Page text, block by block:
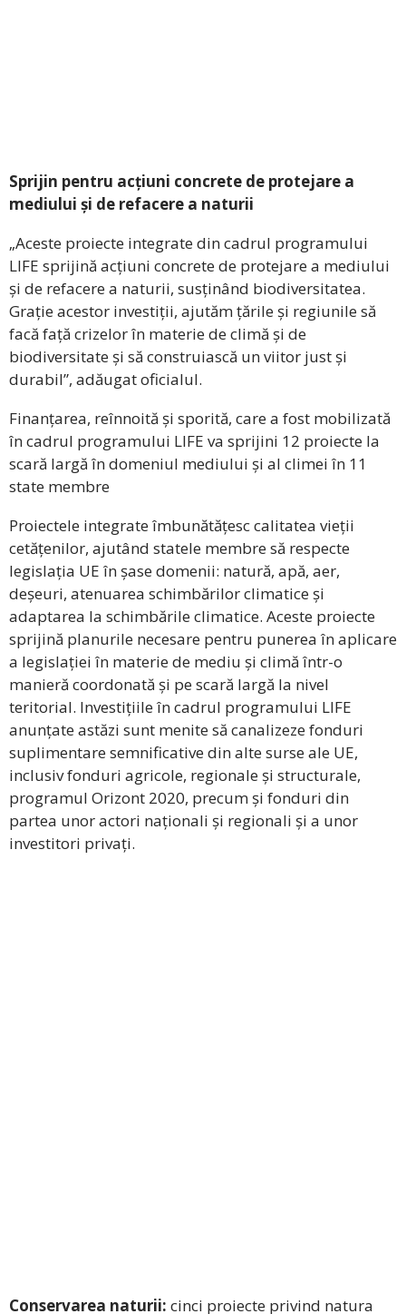
Sprijin pentru acțiuni concrete de protejare a
mediului și de refacere a naturii
„Aceste proiecte integrate din cadrul programului
LIFE sprijină acțiuni concrete de protejare a mediului
și de refacere a naturii, susținând biodiversitatea.
Grație acestor investiții, ajutăm țările și regiunile să
facă față crizelor în materie de climă și de
biodiversitate și să construiască un viitor just și
durabil”, adăugat oficialul.
Finanțarea, reînnoită și sporită, care a fost mobilizată
în cadrul programului LIFE va sprijini 12 proiecte la
scară largă în domeniul mediului și al climei în 11
state membre
Proiectele integrate îmbunătățesc calitatea vieții
cetățenilor, ajutând statele membre să respecte
legislația UE în șase domenii: natură, apă, aer,
deșeuri, atenuarea schimbărilor climatice și
adaptarea la schimbările climatice. Aceste proiecte
sprijină planurile necesare pentru punerea în aplicare
a legislației în materie de mediu și climă într-o
manieră coordonată și pe scară largă la nivel
teritorial. Investițiile în cadrul programului LIFE
anunțate astăzi sunt menite să canalizeze fonduri
suplimentare semnificative din alte surse ale UE,
inclusiv fonduri agricole, regionale și structurale,
programul Orizont 2020, precum și fonduri din
partea unor actori naționali și regionali și a unor
investitori privați.
Conservarea naturii: cinci proiecte privind natura